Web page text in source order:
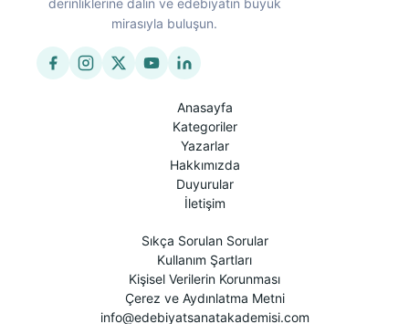
derinliklerine dalın ve edebiyatın büyük
mirasıyla buluşun.
Anasayfa
Kategoriler
Yazarlar
Hakkımızda
Duyurular
İletişim
Sıkça Sorulan Sorular
Kullanım Şartları
Kişisel Verilerin Korunması
Çerez ve Aydınlatma Metni
info@edebiyatsanatakademisi.com